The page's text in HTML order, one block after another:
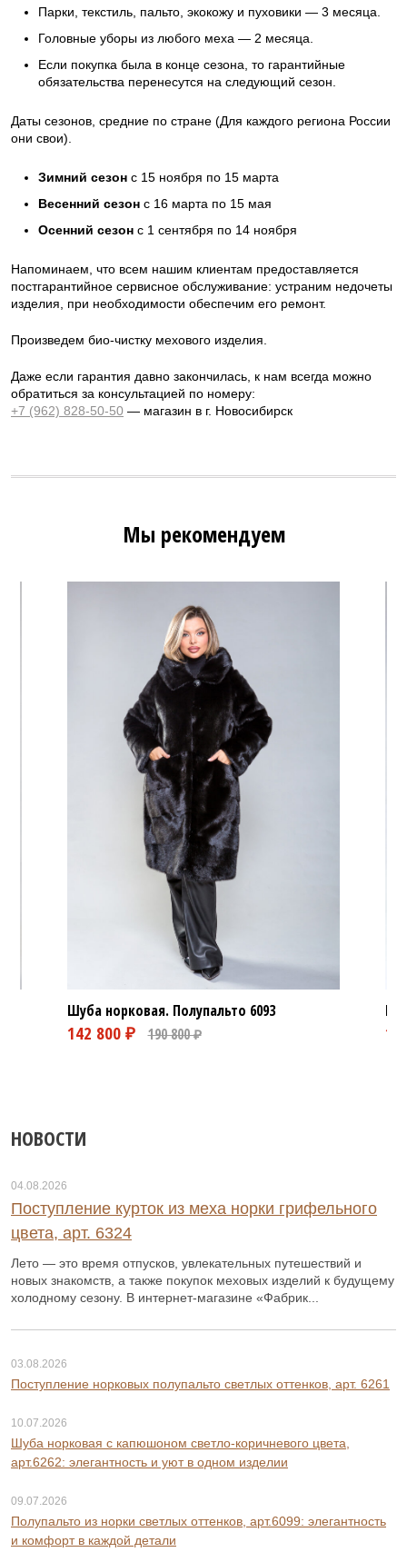
Парки, текстиль, пальто, экокожу и пуховики — 3 месяца.
Головные уборы из любого меха — 2 месяца.
Если покупка была в конце сезона, то гарантийные
обязательства перенесутся на следующий сезон.
Даты сезонов, средние по стране (Для каждого региона России
они свои).
Зимний сезон с 15 ноября по 15 марта
Весенний сезон с 16 марта по 15 мая
Осенний сезон с 1 сентября по 14 ноября
Напоминаем, что всем нашим клиентам предоставляется
постгарантийное сервисное обслуживание: устраним недочеты
изделия, при необходимости обеспечим его ремонт.
Произведем био-чистку мехового изделия.
Даже если гарантия давно закончилась, к нам всегда можно
обратиться за консультацией по номеру:
+7 (962) 828-50-50 — магазин в г. Новосибирск
Мы рекомендуем
Шуба норковая. Полупальто 6093
НОВОСТИ
04.08.2026
Поступление курток из меха норки грифельного
цвета, арт. 6324
Лето — это время отпусков, увлекательных путешествий и
новых знакомств, а также покупок меховых изделий к будущему
холодному сезону. В интернет-магазине «Фабрик...
03.08.2026
Поступление норковых полупальто светлых оттенков, арт. 6261
10.07.2026
Шуба норковая с капюшоном светло-коричневого цвета,
арт.6262: элегантность и уют в одном изделии
09.07.2026
Полупальто из норки светлых оттенков, арт.6099: элегантность
и комфорт в каждой детали